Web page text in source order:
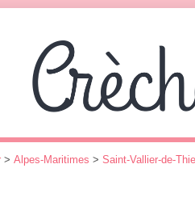
> Alpes-Maritimes > Saint-Vallier-de-